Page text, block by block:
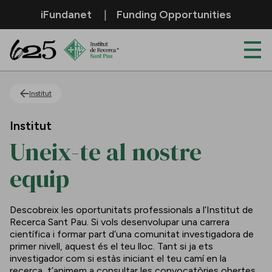
Salta al contingut principal
iFundanet Funding Opportunities
Institut
Institut
Uneix-te al nostre
equip
Descobreix les oportunitats professionals a l’Institut de
Recerca Sant Pau. Si vols desenvolupar una carrera
científica i formar part d’una comunitat investigadora de
primer nivell, aquest és el teu lloc. Tant si ja ets
investigador com si estàs iniciant el teu camí en la